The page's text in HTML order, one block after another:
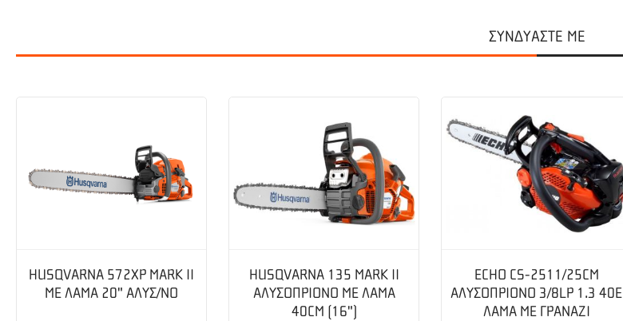
ΣΥΝΔΥΑΣΤΕ ΜΕ
HUSQVARNA 572XP MARK II
ME ΛΑΜΑ 20" ΑΛΥΣ/ΝΟ
HUSQVARNA 135 MARK II
ΑΛΥΣΟΠΡΙΟΝΟ ΜΕ ΛΑΜΑ
40CM (16")
ECHO CS-2511/25CM
ΑΛΥΣΟΠΡΙΟΝΟ 3/8LP 1.3 40E
ΛΑΜΑ ΜΕ ΓΡΑΝΑΖΙ